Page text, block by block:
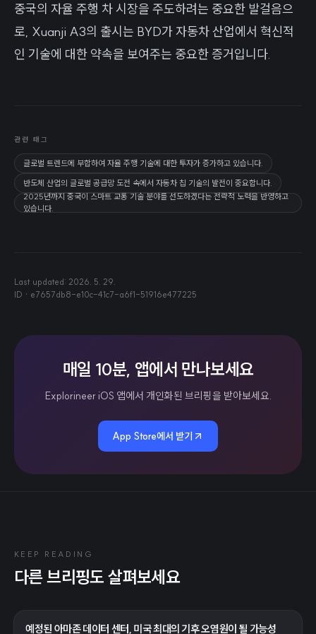
중국의 자율 주행 차 시장을 주도하려는 중요한 발걸음으
로, Xuanji A3의 출시는 BYD가 자동차 산업에서 혁신적
인 기술에 대한 약속을 보여주는 중요한 증거입니다.
관련 태그
글로벌 트렌드에 부합하여 자율 주행 기술에 대한 투자가 증가하고 있습니다.
반도체 산업의 글로벌 공급망 도전 속에서 자동차 칩 기술의 발전이 중요합니다.
2025년까지 중국이 스마트 교통 기술 분야를 선도하겠다는 전략적 노력을 반영하고
있습니다.
Last updated: 2026. 5. 29.
ID · e7657db8-e10c-41c7-a6f1-51916e477225
매일 10분, 앱에서 만나보세요
Explorineer iOS 앱에서 개인화된 브리핑을 받아보세요.
App Store에서 받기
KEEP READING
다른 브리핑도 살펴보세요
예정된 아마존 데이터 센터, 미국 최대의 기후 오염원이 될 가능성